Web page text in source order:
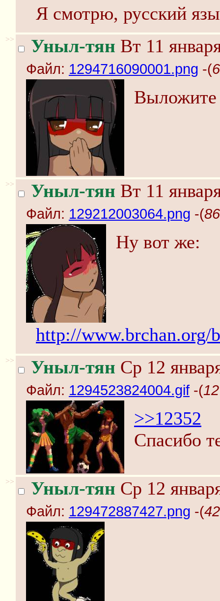
Я смотрю, русский
>> Уныл-тян Вт 11
Файл: 1294716090001.png -(
Выложите
>> Уныл-тян Вт 11
Файл: 129212003064.png -(
Ну вот же:
http://www.brchan.org/
>> Уныл-тян Ср 12
Файл: 1294523824004.gif -(
>>12352
Спасибо
>> Уныл-тян Ср 12
Файл: 129472887427.png -(